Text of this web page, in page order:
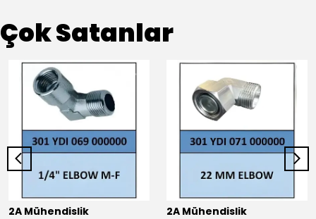
Çok Satanlar
2A Mühendislik 2A Mühendislik